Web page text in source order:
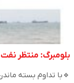
بلومبرگ: منتظر نفت ۲۵۰ دلاری باشید
🔹با تداوم بسته